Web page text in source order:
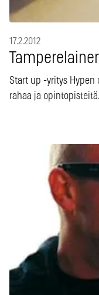
17.2.2012
Start up -yritys Hypen
rahaa ja opintopisteitä.